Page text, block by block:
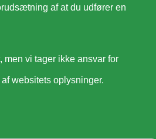
af at du udfører en
vi tager ikke ansvar for
websitets oplysninger.